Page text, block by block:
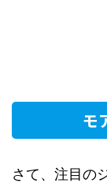
モ
さて、注目の